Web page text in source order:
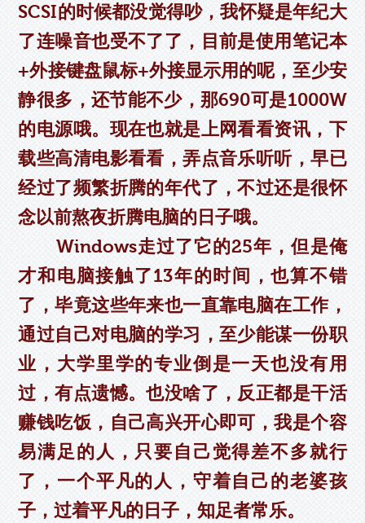
SCSI的时候都没觉得吵，我怀疑是年纪大
了连噪音也受不了了，目前是使用笔记本
+外接键盘鼠标+外接显示用的呢，至少安
静很多，还节能不少，那690可是1000W
的电源哦。现在也就是上网看看资讯，下
载些高清电影看看，弄点音乐听听，早已
经过了频繁折腾的年代了，不过还是很怀
念以前熬夜折腾电脑的日子哦。
Windows走过了它的25年，但是俺
才和电脑接触了13年的时间，也算不错
了，毕竟这些年来也一直靠电脑在工作，
通过自己对电脑的学习，至少能谋一份职
业，大学里学的专业倒是一天也没有用
过，有点遗憾。也没啥了，反正都是干活
赚钱吃饭，自己高兴开心即可，我是个容
易满足的人，只要自己觉得差不多就行
了，一个平凡的人，守着自己的老婆孩
子，过着平凡的日子，知足者常乐。